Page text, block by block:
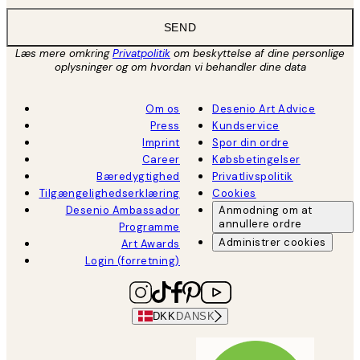
SEND
Læs mere omkringPrivatpolitik om beskyttelse af dine personlige
oplysninger og om hvordan vi behandler dine data
Om os
Press
Imprint
Career
Bæredygtighed
Tilgængelighedserklæring
Desenio Ambassador
Programme
Art Awards
Login (forretning)
Desenio Art Advice
Kundservice
Spor din ordre
Købsbetingelser
Privatlivspolitik
Cookies
Anmodning om at
annullere ordre
Administrer cookies
DKK DANSK